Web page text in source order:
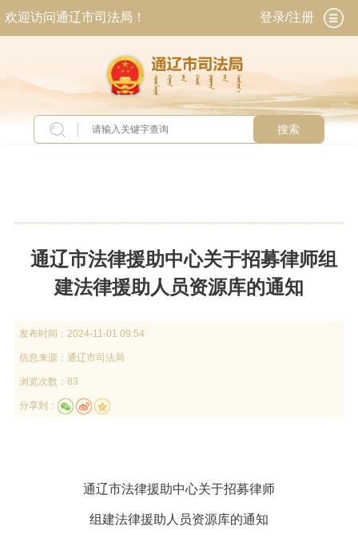
欢迎访问通辽市司法局！ 登录/注册
搜索
通辽市法律援助中心关于招募律师组
建法律援助人员资源库的通知
发布时间： 2024-11-01 09:54
信息来源： 通辽市司法局
浏览次数：83
分享到：
通辽市法律援助中心关于招募律师
组建法律援助人员资源库的通知